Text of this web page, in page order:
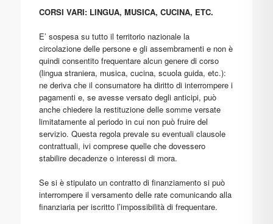
CORSI VARI: LINGUA, MUSICA, CUCINA, ETC.
E’ sospesa su tutto il territorio nazionale la
circolazione delle persone e gli assembramenti e non è
quindi consentito frequentare alcun genere di corso
(lingua straniera, musica, cucina, scuola guida, etc.):
ne deriva che il consumatore ha diritto di interrompere i
pagamenti e, se avesse versato degli anticipi, può
anche chiedere la restituzione delle somme versate
limitatamente al periodo in cui non può fruire del
servizio. Questa regola prevale su eventuali clausole
contrattuali, ivi comprese quelle che dovessero
stabilire decadenze o interessi di mora.
Se si è stipulato un contratto di finanziamento si può
interrompere il versamento delle rate comunicando alla
finanziaria per iscritto l’impossibilità di frequentare.